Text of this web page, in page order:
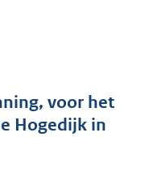
r
o
voor het
Hogedijk in